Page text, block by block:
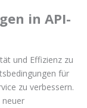
in API-
und Effizienz zu
für
zu verbessern.